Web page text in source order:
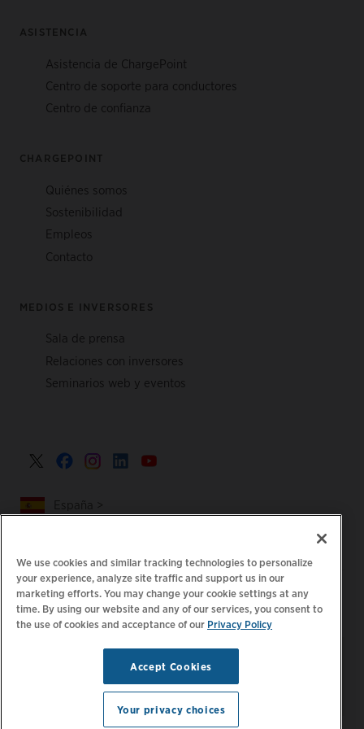
ASISTENCIA
Asistencia de ChargePoint
Centro de soporte para conductores
Centro de confianza
CHARGEPOINT
Quiénes somos
Sostenibilidad
Empleos
Contacto
MEDIOS E INVERSORES
Sala de prensa
Relaciones con inversores
Seminarios web y eventos
España >
Política de privacidad | Tus opciones de privacidad
Aviso legal | Estado de cuenta de accesibilidad |
Código de
conducta para proveedores
| Información sobre EPR
Mantente al día.
Administrar preferencias
de correo electrónico
© 2026 ChargePoint,
reservados.
We use cookies and similar tracking technologies to personalize
your experience, analyze site traffic and support us in our
marketing efforts. You may change your cookie settings at any
time. By using our website and any of our services, you consent to
the use of cookies and acceptance of our Privacy Policy
Accept Cookies
Your privacy choices